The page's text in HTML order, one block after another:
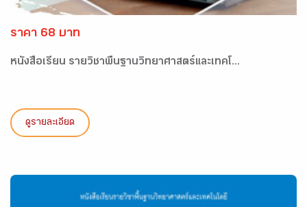
ราคา 68 บาท
หนังสือเรียน รายวิชาพื้นฐานวิทยาศาสตร์และเทคโ...
ดูรายละเอียด